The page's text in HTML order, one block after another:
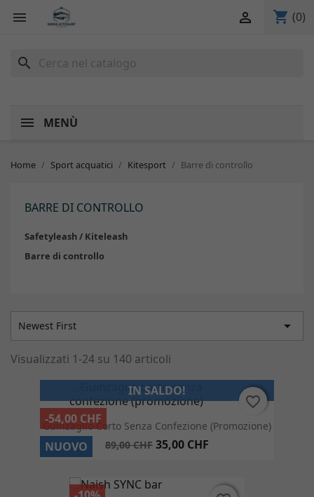
 shopping_cart (0)

search
MENÙ
Home Sport acquatici Kitesport Barre di controllo
BARRE DI CONTROLLO
Safetyleash / Kiteleash
Barre di controllo
Newest First 
Visualizzati 1-24 su 140 articoli
Guinzaglio Corto Senza Confezione (promozione)
89,00 CHF 35,00 CHF
IN SALDO!
-54,00 CHF
NUOVO
favorite_border
favorite_border